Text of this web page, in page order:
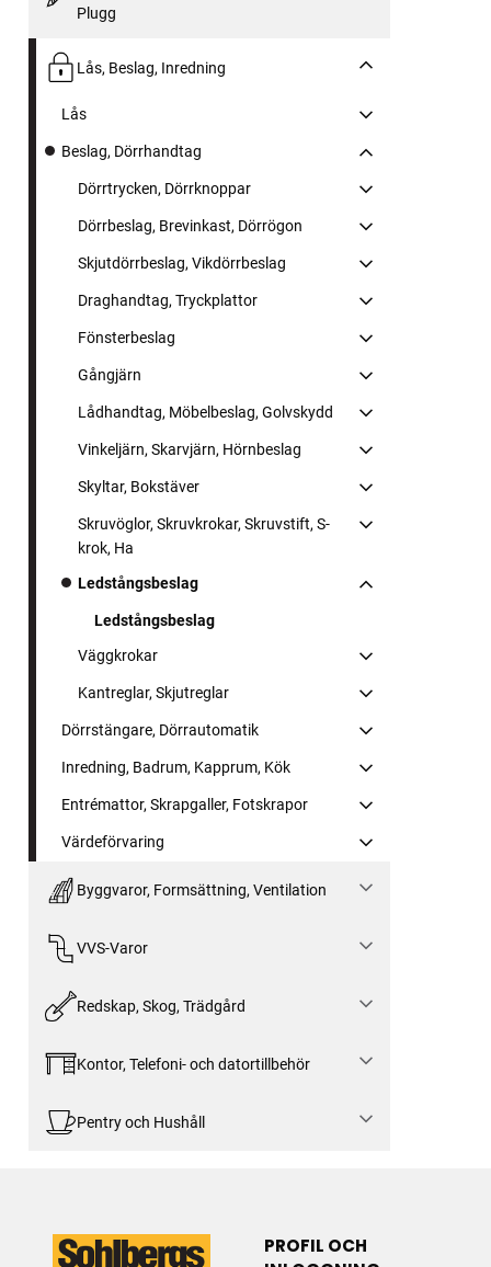
Plugg
Lås, Beslag, Inredning
Lås
Beslag, Dörrhandtag
Dörrtrycken, Dörrknoppar
Dörrbeslag, Brevinkast, Dörrögon
Skjutdörrbeslag, Vikdörrbeslag
Draghandtag, Tryckplattor
Fönsterbeslag
Gångjärn
Lådhandtag, Möbelbeslag, Golvskydd
Vinkeljärn, Skarvjärn, Hörnbeslag
Skyltar, Bokstäver
Skruvöglor, Skruvkrokar, Skruvstift, S-
krok, Ha
Ledstångsbeslag
Ledstångsbeslag
Väggkrokar
Kantreglar, Skjutreglar
Dörrstängare, Dörrautomatik
Inredning, Badrum, Kapprum, Kök
Entrémattor, Skrapgaller, Fotskrapor
Värdeförvaring
Byggvaror, Formsättning, Ventilation
VVS-Varor
Redskap, Skog, Trädgård
Kontor, Telefoni- och datortillbehör
Pentry och Hushåll
PROFIL OCH